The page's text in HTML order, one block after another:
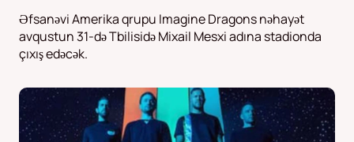
Əfsanəvi Amerika qrupu Imagine Dragons nəhayət
avqustun 31-də Tbilisidə Mixail Mesxi adına stadionda
çıxış edəcək.